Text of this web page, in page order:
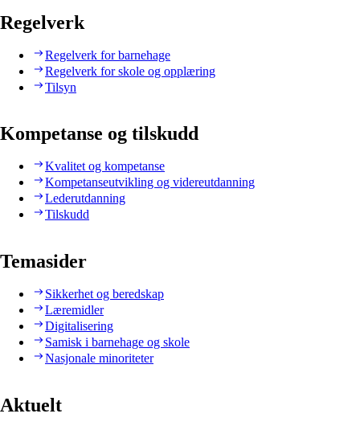
Regelverk
Regelverk for barnehage
Regelverk for skole og opplæring
Tilsyn
Kompetanse og tilskudd
Kvalitet og kompetanse
Kompetanseutvikling og videreutdanning
Lederutdanning
Tilskudd
Temasider
Sikkerhet og beredskap
Læremidler
Digitalisering
Samisk i barnehage og skole
Nasjonale minoriteter
Aktuelt